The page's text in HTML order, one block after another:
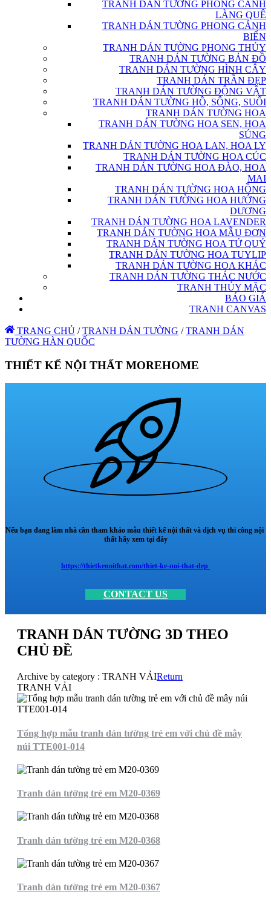
TRANH DÁN TƯỜNG PHONG CẢNH
LÀNG QUÊ
TRANH DÁN TƯỜNG PHONG CẢNH
BIỂN
TRANH DÁN TƯỜNG PHONG THỦY
TRANH DÁN TƯỜNG BẢN ĐỒ
TRANH DÁN TƯỜNG HÌNH CÂY
TRANH DÁN TRẦN ĐẸP
TRANH DÁN TƯỜNG ĐỘNG VẬT
TRANH DÁN TƯỜNG HỒ, SÔNG, SUỐI
TRANH DÁN TƯỜNG HOA
TRANH DÁN TƯỜNG HOA SEN, HOA
SÚNG
TRANH DÁN TƯỜNG HOA LAN, HOA LY
TRANH DÁN TƯỜNG HOA CÚC
TRANH DÁN TƯỜNG HOA ĐÀO, HOA
MAI
TRANH DÁN TƯỜNG HOA HỒNG
TRANH DÁN TƯỜNG HOA HƯỚNG
DƯƠNG
TRANH DÁN TƯỜNG HOA LAVENDER
TRANH DÁN TƯỜNG HOA MẪU ĐƠN
TRANH DÁN TƯỜNG HOA TỨ QUÝ
TRANH DÁN TƯỜNG HOA TUYLIP
TRANH DÁN TƯỜNG HOA KHÁC
TRANH DÁN TƯỜNG THÁC NƯỚC
TRANH THỦY MẶC
BÁO GIÁ
TRANH CANVAS
TRANG CHỦ / TRANH DÁN TƯỜNG / TRANH DÁN
TƯỜNG HÀN QUỐC
THIẾT KẾ NỘI THẤT MOREHOME
Nếu bạn đang làm nhà cần tham khảo mẫu thiết kế nội thất và dịch vụ thi công nội
thất hãy xem tại đây
https://thietkenoithat.com/thiet-ke-noi-that-dep
CONTACT US
TRANH DÁN TƯỜNG 3D THEO
CHỦ ĐỀ
Archive by category : TRANH VẢIReturn
TRANH VẢI
Tổng hợp mẫu tranh dán tường trẻ em với chủ đề mây
núi TTE001-014
Tranh dán tường trẻ em M20-0369
Tranh dán tường trẻ em M20-0368
Tranh dán tường trẻ em M20-0367